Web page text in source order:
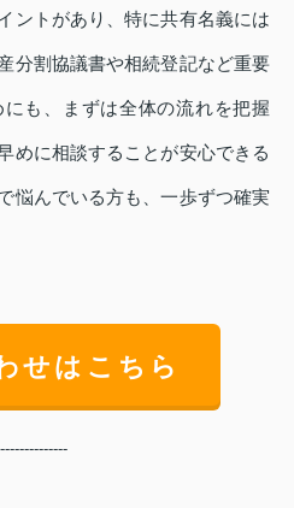
ントがあり、特に共有名義には
分割協議書や相続登記など重要
も、まずは全体の流れを把握
めに相談することが安心できる
悩んでいる方も、一歩ずつ確実
せはこちら